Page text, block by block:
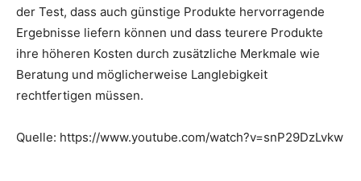
der Test, dass auch günstige Produkte hervorragende
Ergebnisse liefern können und dass teurere Produkte
ihre höheren Kosten durch zusätzliche Merkmale wie
Beratung und möglicherweise Langlebigkeit
rechtfertigen müssen.
Quelle: https://www.youtube.com/watch?v=snP29DzLvkw